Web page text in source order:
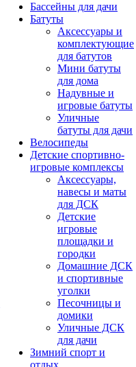
Бассейны для дачи
Батуты
Аксессуары и
комплектующие
для батутов
Мини батуты
для дома
Надувные и
игровые батуты
Уличные
батуты для дачи
Велосипеды
Детские спортивно-
игровые комплексы
Аксессуары,
навесы и маты
для ДСК
Детские
игровые
площадки и
городки
Домашние ДСК
и спортивные
уголки
Песочницы и
домики
Уличные ДСК
для дачи
Зимний спорт и
отдых